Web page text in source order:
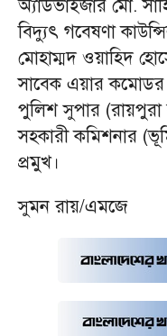
অ্যাডভাইজার মো.
বিদ্যুৎ গবেষণা
মোহাম্মদ ওয়াহিদ
সাবেক এয়ার কমোডর
পুলিশ সুপার
সহকারী কমিশনার
প্রমুখ।
সুমন রায়/এমজে